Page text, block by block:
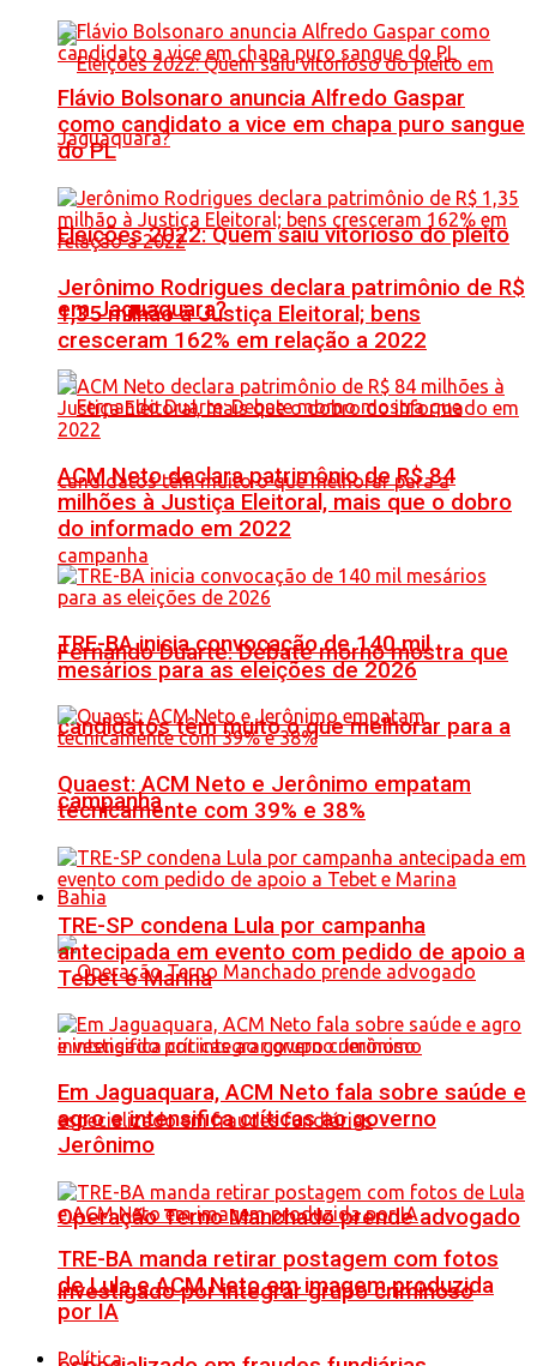
Eleições 2022: Quem saiu vitorioso do pleito
em Jaguaquara?
Fernando Duarte: Debate morno mostra que
candidatos têm muito o que melhorar para a
campanha
Bahia
Operação Terno Manchado prende advogado
investigado por integrar grupo criminoso
Flávio Bolsonaro anuncia Alfredo Gaspar
como candidato a vice em chapa puro sangue
do PL
Jerônimo Rodrigues declara patrimônio de R$
1,35 milhão à Justiça Eleitoral; bens
cresceram 162% em relação a 2022
ACM Neto declara patrimônio de R$ 84
milhões à Justiça Eleitoral, mais que o dobro
do informado em 2022
TRE-BA inicia convocação de 140 mil
mesários para as eleições de 2026
Quaest: ACM Neto e Jerônimo empatam
tecnicamente com 39% e 38%
TRE-SP condena Lula por campanha
antecipada em evento com pedido de apoio a
Tebet e Marina
Em Jaguaquara, ACM Neto fala sobre saúde e
agro e intensifica críticas ao governo
Jerônimo
TRE-BA manda retirar postagem com fotos
de Lula e ACM Neto em imagem produzida
por IA
Política